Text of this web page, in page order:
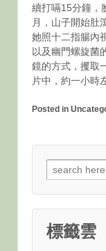
續打嗝15分鐘，
月，山子開始肚
她照十二指腸內
以及幽門螺旋菌
鏡的方式，攫取
片中，約一小
Posted in
Search
for:
標籤雲